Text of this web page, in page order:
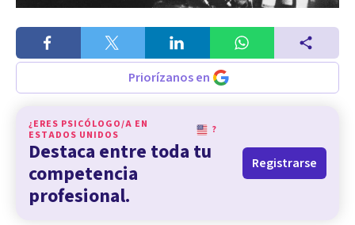
Priorízanos en
¿ERES PSICÓLOGO/A EN
ESTADOS UNIDOS
?
Destaca entre toda tu
competencia
profesional.
Registrarse